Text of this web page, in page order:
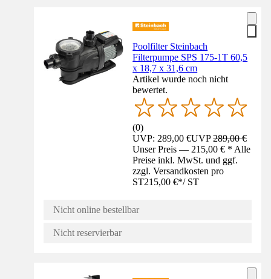
Poolfilter Steinbach
Filterpumpe SPS 175-1T 60,5
x 18,7 x 31,6 cm
Artikel wurde noch nicht
bewertet.
(0)
UVP: 289,00 €UVP289,00 €
Unser Preis — 215,00 € * Alle
Preise inkl. MwSt. und ggf.
zzgl. Versandkosten pro
ST215,00 €*/ ST
Nicht online bestellbar
Nicht reservierbar